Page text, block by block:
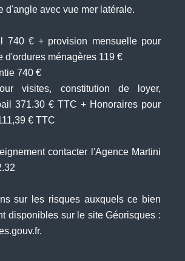
d'angle avec vue mer latérale.
740 € + provision mensuelle pour
d'ordures ménagères 119 €
740 €
visites, constitution de loyer,
371.30 € TTC + Honoraires pour
€ TTC
contacter l'Agence Martini
sur les risques auxquels ce bien
disponibles sur le site Géorisques :